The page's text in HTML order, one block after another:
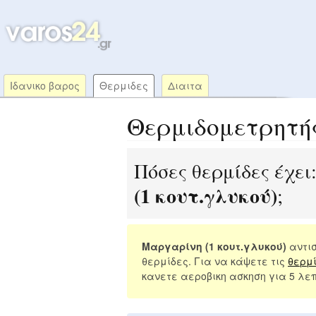
Ιδανικο βαρος Θερμιδες Διαιτα
Πόσες θερμίδες
(1 κουτ.γλυκού);
Μαργαρίνη (1 κουτ.γλυκού)
θερμίδες. Για να κάψετε τις
κανετε αεροβικη ασκηση για 5